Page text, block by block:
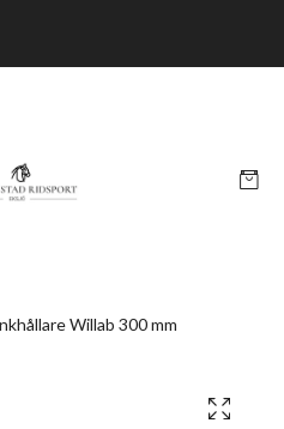
Willab 300 mm